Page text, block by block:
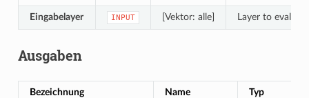
Eingabelayer INPUT [Vektor: alle] Layer to evaluate
Ausgaben
Bezeichnung Name Typ